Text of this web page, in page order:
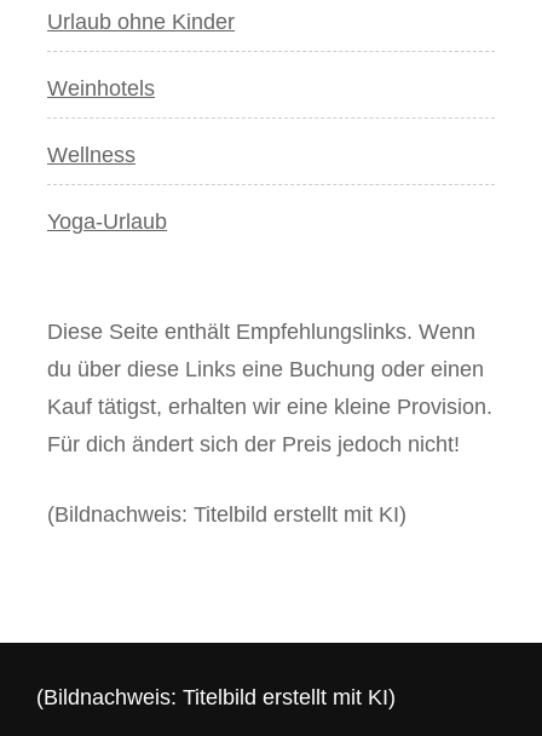
Urlaub ohne Kinder
Weinhotels
Wellness
Yoga-Urlaub
Diese Seite enthält Empfehlungslinks. Wenn
du über diese Links eine Buchung oder einen
Kauf tätigst, erhalten wir eine kleine Provision.
Für dich ändert sich der Preis jedoch nicht!
(Bildnachweis: Titelbild erstellt mit KI)
(Bildnachweis: Titelbild erstellt mit KI)